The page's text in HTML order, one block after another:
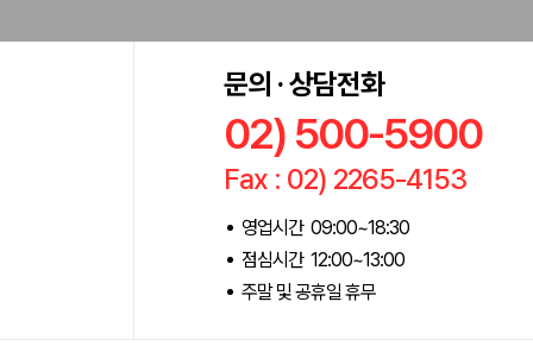
문의 · 상담전화
02) 500-5900
Fax : 02) 2265-4153
영업시간 09:00~18:30
점심시간 12:00~13:00
주말 및 공휴일 휴무